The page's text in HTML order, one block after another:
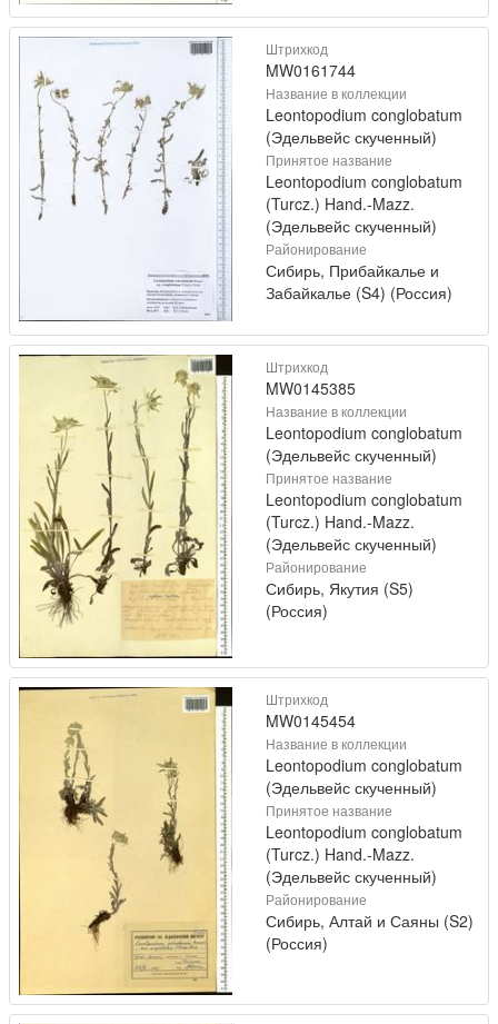
Штрихкод
MW0161744
Название в коллекции
Leontopodium conglobatum
(Эдельвейс скученный)
Принятое название
Leontopodium conglobatum
(Turcz.) Hand.-Mazz.
(Эдельвейс скученный)
Районирование
Сибирь, Прибайкалье и
Забайкалье (S4) (Россия)
Штрихкод
MW0145385
Название в коллекции
Leontopodium conglobatum
(Эдельвейс скученный)
Принятое название
Leontopodium conglobatum
(Turcz.) Hand.-Mazz.
(Эдельвейс скученный)
Районирование
Сибирь, Якутия (S5)
(Россия)
Штрихкод
MW0145454
Название в коллекции
Leontopodium conglobatum
(Эдельвейс скученный)
Принятое название
Leontopodium conglobatum
(Turcz.) Hand.-Mazz.
(Эдельвейс скученный)
Районирование
Сибирь, Алтай и Саяны (S2)
(Россия)